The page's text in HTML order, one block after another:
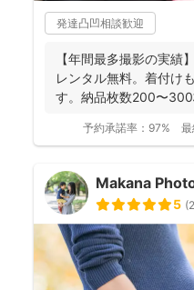
発達凸凹相談歓迎
【年間最多撮影の実績
レンタル無料。着付け
す。納品枚数200〜
予約承諾率： 97% 最
Makana
5 (